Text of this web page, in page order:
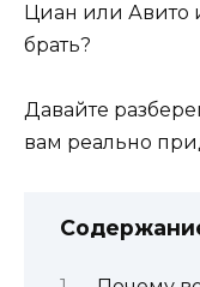
Циан или Авито
брать?
Давайте
вам реально